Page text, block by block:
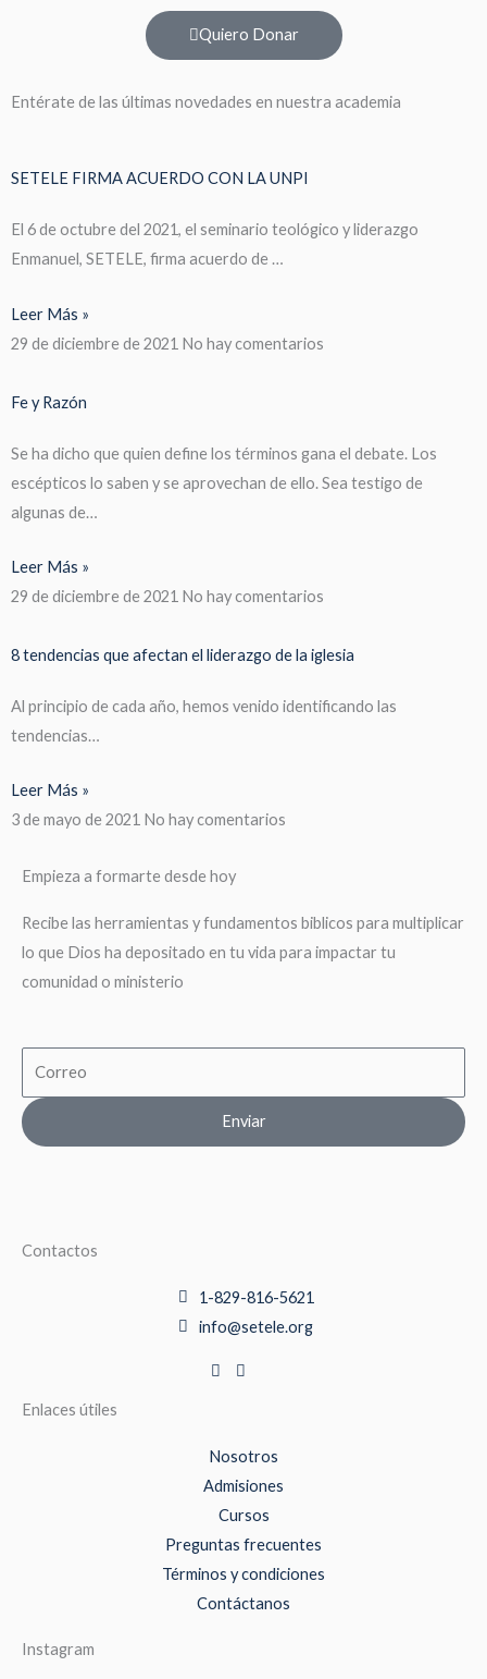
Quiero Donar
Entérate de las últimas novedades en nuestra academia
SETELE FIRMA ACUERDO CON LA UNPI
El 6 de octubre del 2021, el seminario teológico y liderazgo
Enmanuel, SETELE, firma acuerdo de …
Leer Más »
29 de diciembre de 2021 No hay comentarios
Fe y Razón
Se ha dicho que quien define los términos gana el debate. Los
escépticos lo saben y se aprovechan de ello. Sea testigo de
algunas de…
Leer Más »
29 de diciembre de 2021 No hay comentarios
8 tendencias que afectan el liderazgo de la iglesia
Al principio de cada año, hemos venido identificando las
tendencias…
Leer Más »
3 de mayo de 2021 No hay comentarios
Empieza a formarte desde hoy
Recibe las herramientas y fundamentos biblicos para multiplicar
lo que Dios ha depositado en tu vida para impactar tu
comunidad o ministerio
Enviar
Contactos
1-829-816-5621
info@setele.org
Enlaces útiles
Nosotros
Admisiones
Cursos
Preguntas frecuentes
Términos y condiciones
Contáctanos
Instagram